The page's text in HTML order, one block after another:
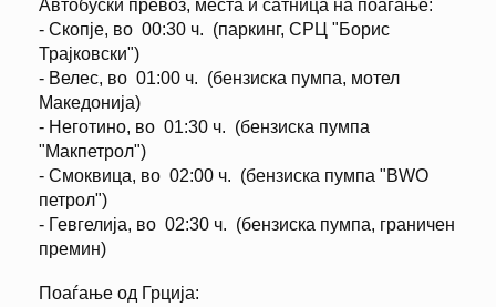
Автобуски превоз, места и сатница на поаѓање:
- Скопје, во 00:30 ч. (паркинг, СРЦ "Борис
Трајковски")
- Велес, во 01:00 ч. (бензиска пумпа, мотел
Македонија)
- Неготино, во 01:30 ч. (бензиска пумпа
"Макпетрол")
- Смоквица, во 02:00 ч. (бензиска пумпа "BWO
петрол")
- Гевгелија, во 02:30 ч. (бензиска пумпа, граничен
премин)
Поаѓање од Грција: